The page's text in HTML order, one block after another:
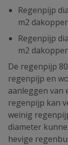
Regenpijp
m2
Regenpijp
m2
De regenpijp
regenpijp en
aanleggen van
regenpijp kan
weinig
diameter
hevige